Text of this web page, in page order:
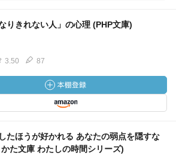
りきれない人」の心理 (PHP文庫)
3.50 87
たほうが好かれる あなたの弱点を隠すな
た文庫 わたしの時間シリーズ)